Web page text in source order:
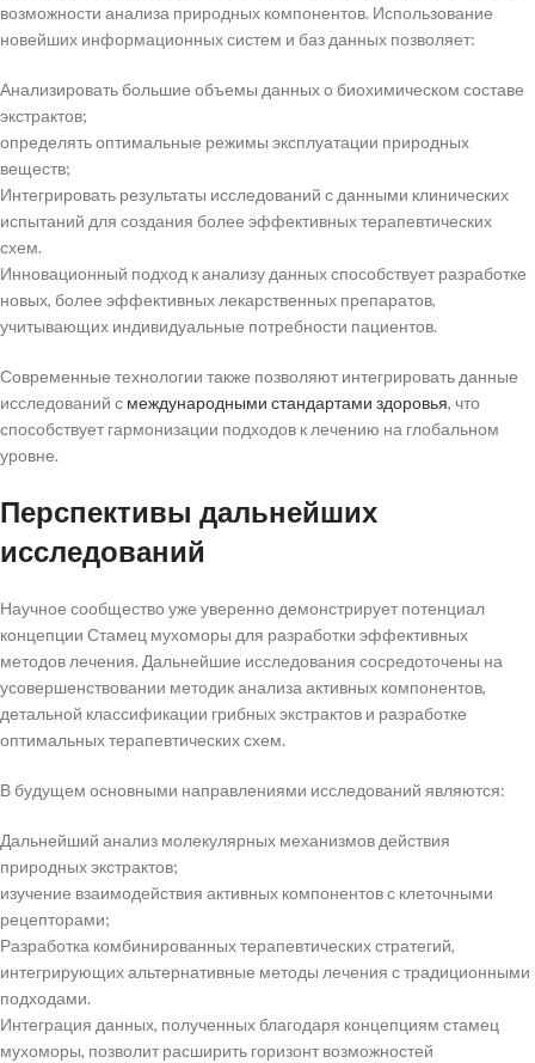
возможности анализа природных компонентов. Использование
новейших информационных систем и баз данных позволяет:
Анализировать большие объемы данных о биохимическом составе
экстрактов;
определять оптимальные режимы эксплуатации природных
веществ;
Интегрировать результаты исследований с данными клинических
испытаний для создания более эффективных терапевтических
схем.
Инновационный подход к анализу данных способствует разработке
новых, более эффективных лекарственных препаратов,
учитывающих индивидуальные потребности пациентов.
Современные технологии также позволяют интегрировать данные
исследований с международными стандартами здоровья, что
способствует гармонизации подходов к лечению на глобальном
уровне.
Перспективы дальнейших
исследований
Научное сообщество уже уверенно демонстрирует потенциал
концепции Стамец мухоморы для разработки эффективных
методов лечения. Дальнейшие исследования сосредоточены на
усовершенствовании методик анализа активных компонентов,
детальной классификации грибных экстрактов и разработке
оптимальных терапевтических схем.
В будущем основными направлениями исследований являются:
Дальнейший анализ молекулярных механизмов действия
природных экстрактов;
изучение взаимодействия активных компонентов с клеточными
рецепторами;
Разработка комбинированных терапевтических стратегий,
интегрирующих альтернативные методы лечения с традиционными
подходами.
Интеграция данных, полученных благодаря концепциям стамец
мухоморы, позволит расширить горизонт возможностей